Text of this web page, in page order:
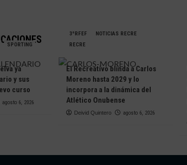
SPORTING
ya
y sus
curso
agosto 6, 2026
3ªRFEF
NOTICIAS RECRE
RECRE
El Recreativo blinda a Carlos
Moreno hasta 2029 y lo
incorpora a la dinámica del
Atlético Onubense
Deivid Quintero agosto 6, 2026